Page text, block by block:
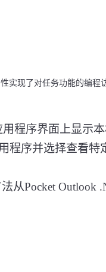
实现了对任务功能的编程
用程序界面上显示
程序并选择查看特
从Pocket Outlook